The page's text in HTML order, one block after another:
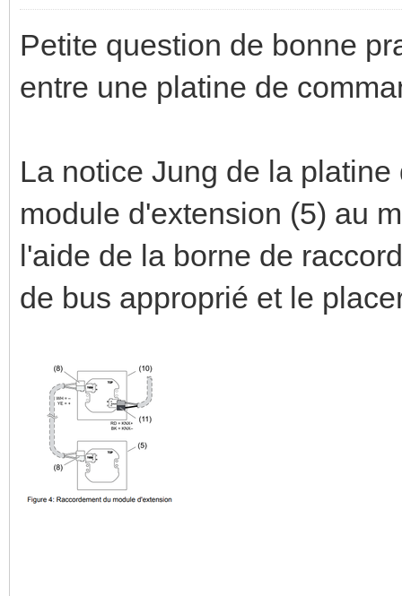
Petite question de bonne
entre une platine de
La notice Jung de la
module d'extension (5) au
l'aide de la borne de
de bus approprié et le